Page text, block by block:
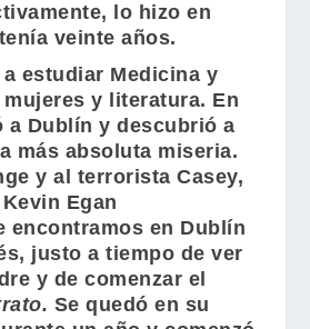
lo hizo en
veinte años.
estudiar Medicina y
y literatura. En
a Dublín y descubrió a
más absoluta miseria.
y al terrorista Casey,
Egan
encontramos en Dublín
justo a tiempo de ver
y de comenzar el
. Se quedó en su